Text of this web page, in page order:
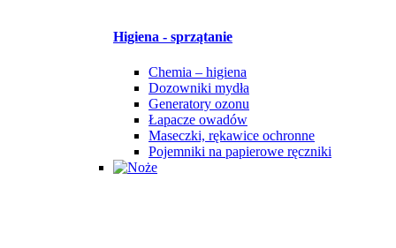
Higiena - sprzątanie
Chemia – higiena
Dozowniki mydła
Generatory ozonu
Łapacze owadów
Maseczki, rękawice ochronne
Pojemniki na papierowe ręczniki